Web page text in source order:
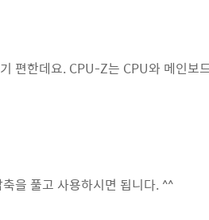
편한데요. CPU-Z는 CPU와 메인보
을 풀고 사용하시면 됩니다. ^^